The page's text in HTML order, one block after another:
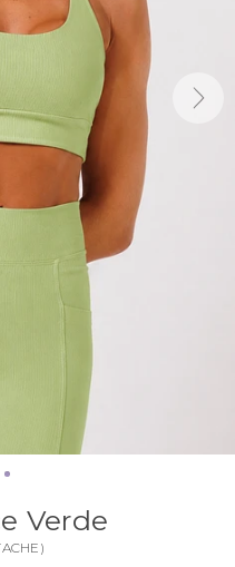
Verde
)